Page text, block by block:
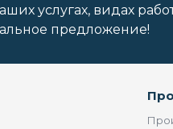
услугах, видах
предложение!